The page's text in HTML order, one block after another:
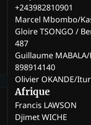
+243982810901
Marcel Mbombo/
Gloire TSONGO /
487
Guillaume
898914140
Olivier OKANDE/
Afrique
Francis LAWSON
Djimet WICHE